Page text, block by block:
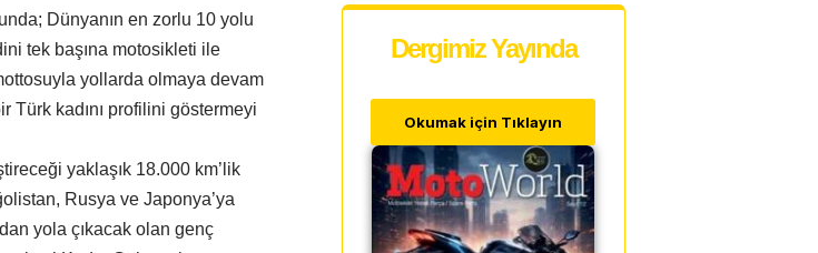
Dünyanın en zorlu 10 yolu
tek başına motosikleti ile
yollarda olmaya devam
Türk kadını profilini göstermeyi
yaklaşık 18.000 km’lik
Rusya ve Japonya’ya
yola çıkacak olan genç
Dergimiz Yayında
Okumak için Tıklayın